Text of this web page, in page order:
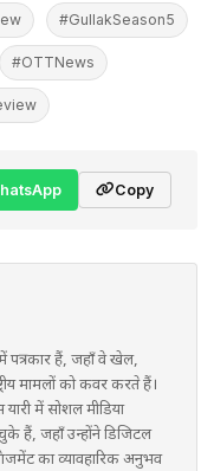
#GullakSeason5
#OTTNews
Copy
हैं, जहाँ वे खेल,
मामलों को कवर करते हैं।
में सोशल मीडिया
हैं, जहाँ उन्होंने डिजिटल
का व्यावहारिक अनुभव